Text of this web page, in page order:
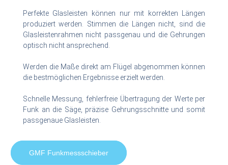
Perfekte Glasleisten können nur mit korrekten Längen
produziert werden. Stimmen die Längen nicht, sind die
Glasleistenrahmen nicht passgenau und die Gehrungen
optisch nicht ansprechend.
Werden die Maße direkt am Flügel abgenommen können
die bestmöglichen Ergebnisse erzielt werden.
Schnelle Messung, fehlerfreie Übertragung der Werte per
Funk an die Säge, präzise Gehrungsschnitte und somit
passgenaue Glasleisten.
GMF Funkmessschieber